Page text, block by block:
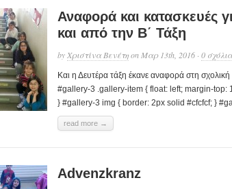
Αναφορά και κατασκευές
και από την Β΄ Τάξη
by Χριστίνα Βενέτηon Μαρ 13th, 2016 · 0 σχόλια
Και η Δευτέρα τάξη έκανε αναφορά στη
#gallery-3 .gallery-item { float: left; margin-top:
} #gallery-3 img { border: 2px solid #cfcfcf; }
read more →
Advenzkranz